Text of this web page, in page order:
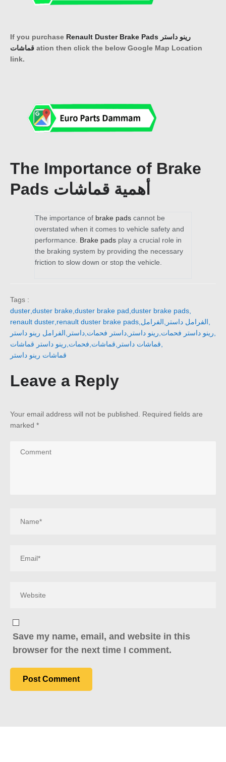
If you purchase Renault Duster Brake Pads رينو داستر
قماشات ation then click the below Google Map Location
link.
The Importance of Brake
Pads أهمية قماشات
The importance of brake pads cannot be
overstated when it comes to vehicle safety and
performance. Brake pads play a crucial role in
the braking system by providing the necessary
friction to slow down or stop the vehicle.
Tags :
duster duster brake duster brake pad duster brake pads
renault duster renault duster brake pads الفرامل الفرامل داستر
الفرامل رينو داستر داستر داستر فحمات رينو داستر رينو داستر فحمات
رينو داستر قماشات فحمات قماشات قماشات داستر
قماشات رينو داستر
Leave a Reply
Your email address will not be published.
Required fields are
marked *
Save my name, email, and website in this
browser for the next time I comment.